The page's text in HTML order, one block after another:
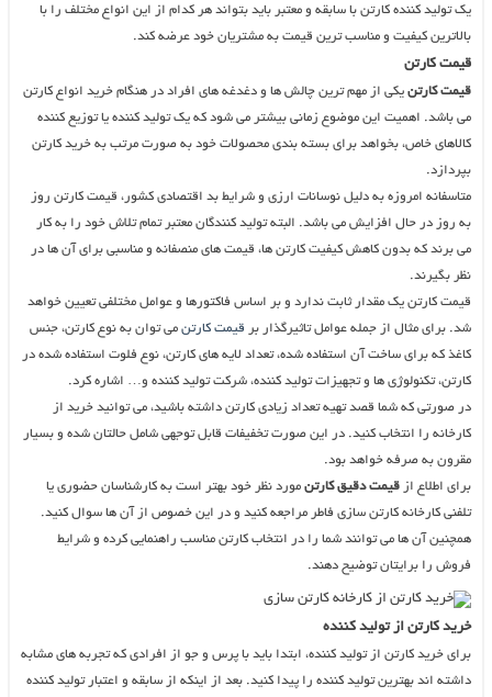
یک تولید کننده کارتن با سابقه و معتبر باید بتواند هر کدام از این انواع مختلف را با
بالاترین کیفیت و مناسب ترین قیمت به مشتریان خود عرضه کند.
قیمت کارتن
قیمت کارتنیکی از مهم ترین چالش ها و دغدغه های افراد در هنگام خرید انواع کارتن
می باشد. اهمیت این موضوع زمانی بیشتر می شود که یک تولید کننده یا توزیع کننده
کالاهای خاص، بخواهد برای بسته بندی محصولات خود به صورت مرتب به خرید کارتن
بپردازد.
متاسفانه امروزه به دلیل نوسانات ارزی و شرایط بد اقتصادی کشور، قیمت کارتن روز
به روز در حال افزایش می باشد. البته تولید کنندگان معتبر تمام تلاش خود را به کار
می برند که بدون کاهش کیفیت کارتن ها، قیمت های منصفانه و مناسبی برای آن ها در
نظر بگیرند.
قیمت کارتن یک مقدار ثابت ندارد و بر اساس فاکتورها و عوامل مختلفی تعیین خواهد
شد. برای مثال از جمله عوامل تاثیرگذار بر قیمت کارتنمی توان به نوع کارتن، جنس
کاغذ که برای ساخت آن استفاده شده، تعداد لایه های کارتن، نوع فلوت استفاده شده در
کارتن، تکنولوژی ها و تجهیزات تولید کننده، شرکت تولید کننده و… اشاره کرد.
در صورتی که شما قصد تهیه تعداد زیادی کارتن داشته باشید، می توانید خرید از
کارخانه را انتخاب کنید. در این صورت تخفیفات قابل توجهی شامل حالتان شده و بسیار
مقرون به صرفه خواهد بود.
برای اطلاع از قیمت دقیق کارتنمورد نظر خود بهتر است به کارشناسان حضوری یا
تلفنی کارخانه کارتن سازی فاطر مراجعه کنید و در این خصوص از آن ها سوال کنید.
همچنین آن ها می توانند شما را در انتخاب کارتن مناسب راهنمایی کرده و شرایط
فروش را برایتان توضیح دهند.
خرید کارتن از تولید کننده
برای خرید کارتن از تولید کننده، ابتدا باید با پرس و جو از افرادی که تجربه های مشابه
داشته اند بهترین تولید کننده را پیدا کنید. بعد از اینکه از سابقه و اعتبار تولید کننده